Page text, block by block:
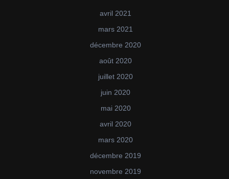
avril 2021
mars 2021
décembre 2020
août 2020
juillet 2020
juin 2020
mai 2020
avril 2020
mars 2020
décembre 2019
novembre 2019